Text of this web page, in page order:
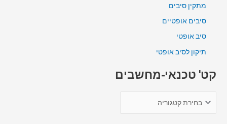
מתקין סיבים
סיבים אופטיים
סיב אופטי
תיקון לסיב אופטי
קט' טכנאי-מחשבים